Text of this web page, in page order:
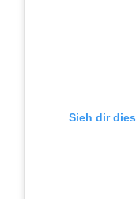
Sieh dir